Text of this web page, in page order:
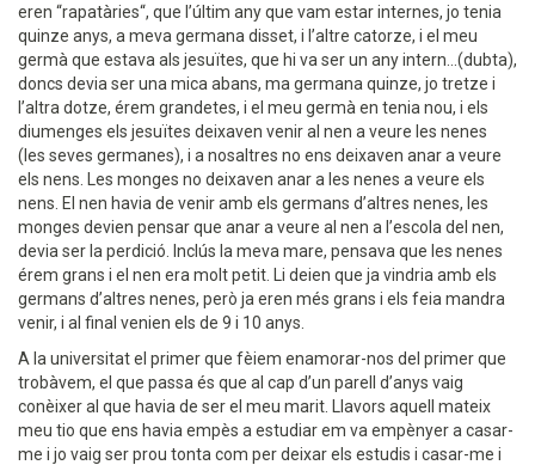
eren “rapatàries“, que l’últim any que vam estar internes, jo tenia
quinze anys, a meva germana disset, i l’altre catorze, i el meu
germà que estava als jesuïtes, que hi va ser un any intern...(dubta),
doncs devia ser una mica abans, ma germana quinze, jo tretze i
l’altra dotze, érem grandetes, i el meu germà en tenia nou, i els
diumenges els jesuïtes deixaven venir al nen a veure les nenes
(les seves germanes), i a nosaltres no ens deixaven anar a veure
els nens. Les monges no deixaven anar a les nenes a veure els
nens. El nen havia de venir amb els germans d’altres nenes, les
monges devien pensar que anar a veure al nen a l’escola del nen,
devia ser la perdició. Inclús la meva mare, pensava que les nenes
érem grans i el nen era molt petit. Li deien que ja vindria amb els
germans d’altres nenes, però ja eren més grans i els feia mandra
venir, i al final venien els de 9 i 10 anys.
A la universitat el primer que fèiem enamorar-nos del primer que
trobàvem, el que passa és que al cap d’un parell d’anys vaig
conèixer al que havia de ser el meu marit. Llavors aquell mateix
meu tio que ens havia empès a estudiar em va empènyer a casar-
me i jo vaig ser prou tonta com per deixar els estudis i casar-me i